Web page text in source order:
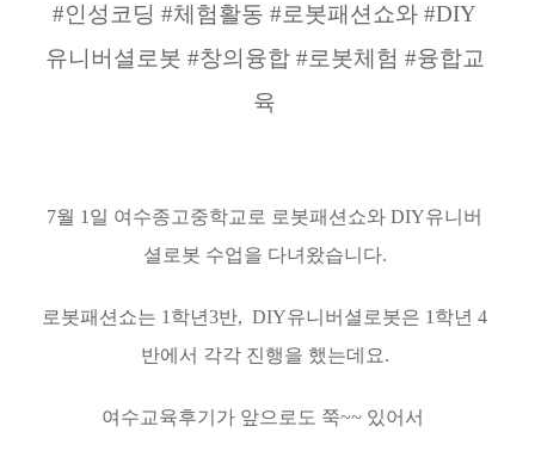
#인성코딩 #체험활동 #로봇패션쇼와 #DIY
유니버셜로봇 #창의융합 #로봇체험 #융합교
육
7월 1일 여수종고중학교로 로봇패션쇼와 DIY유니버
셜로봇 수업을 다녀왔습니다.
로봇패션쇼는 1학년3반, DIY유니버셜로봇은 1학년 4
반에서 각각 진행을 했는데요.
여수교육후기가 앞으로도 쭉~~ 있어서